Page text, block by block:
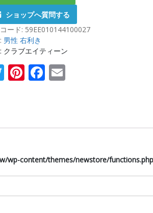
ショップへ質問する
ード: 59EE010144100027
男性 右利き
クラブエイティーン
Twitter
Pinterest
Facebook
Email
wp-content/themes/newstore/functions.php